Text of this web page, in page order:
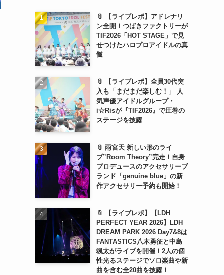
📎 【ライブレポ】アドレナリ
ン全開！つばきファクトリーが
TIF2026「HOT STAGE」で見
せつけたハロプロアイドルの真
髄
📎 【ライブレポ】全員30代突
入も「まだまだ楽しむ！」 人
気声優アイドルグループ・
i☆Risが『TIF2026』で圧巻の
ステージを披露
📎 雨宮天 新しい形のライ
ブ”Room Theory”完走！自身
プロデュースのアクセサリーブ
ランド「genuine blue」の新
作アクセサリー予約も開始！
📎 【ライブレポ】【LDH
PERFECT YEAR 2026】LDH
DREAM PARK 2026 Day7&8は
FANTASTICS八木勇征と中島
颯太がライブを開催！2人の個
性光るステージでソロ楽曲や新
曲を含む全20曲を披露！